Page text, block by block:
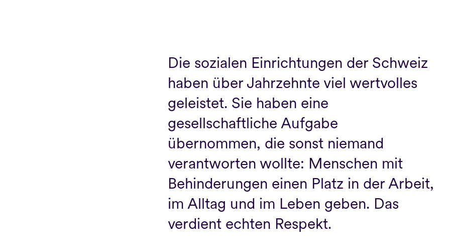
Die sozialen Einrichtungen der Schweiz
haben über Jahrzehnte viel wertvolles
geleistet. Sie haben eine
gesellschaftliche Aufgabe
übernommen, die sonst niemand
verantworten wollte: Menschen mit
Behinderungen einen Platz in der Arbeit,
im Alltag und im Leben geben. Das
verdient echten Respekt.